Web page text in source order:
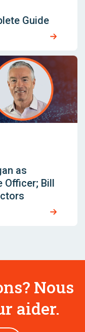
Guide
as
Officer; Bill
Nous
aider.